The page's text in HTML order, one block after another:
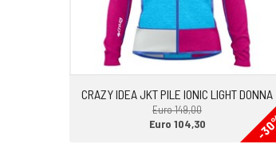
CRAZY IDEA JKT PILE IONIC LIGHT DONNA
Euro 149,00
-
Euro 104,30